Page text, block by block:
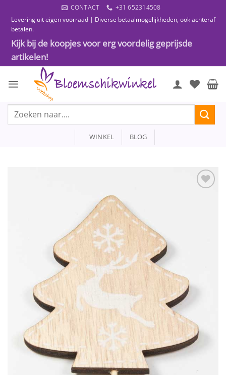
naar
inhoud
CONTACT
+31 652314508
Levering uit eigen voorraad | Diverse betaalmogelijkheden, ook achteraf
betalen.
Kijk bij de koopjes voor erg voordelig geprijsde
artikelen!
Zoeken
WINKEL BLOG